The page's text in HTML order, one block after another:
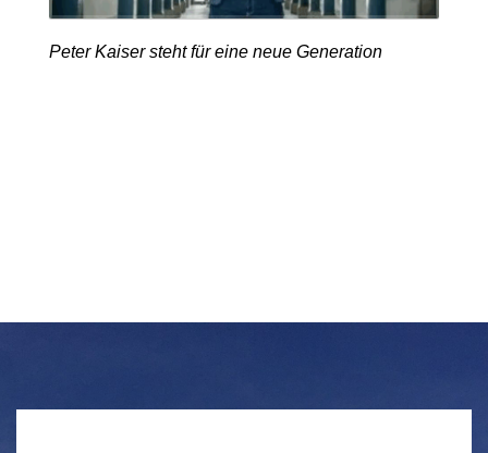
Peter Kaiser steht für eine neue Generation